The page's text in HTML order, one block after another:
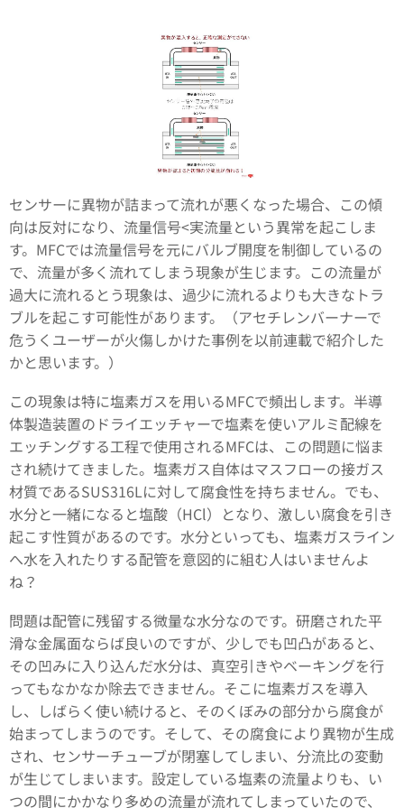
センサーに異物が詰まって流れが悪くなった場合、この傾
向は反対になり、流量信号<実流量という異常を起こしま
す。MFCでは流量信号を元にバルブ開度を制御しているの
で、流量が多く流れてしまう現象が生じます。この流量が
過大に流れるとう現象は、過少に流れるよりも大きなトラ
ブルを起こす可能性があります。（アセチレンバーナーで
危うくユーザーが火傷しかけた事例を以前連載で紹介した
かと思います。）
この現象は特に塩素ガスを用いるMFCで頻出します。半導
体製造装置のドライエッチャーで塩素を使いアルミ配線を
エッチングする工程で使用されるMFCは、この問題に悩ま
され続けてきました。塩素ガス自体はマスフローの接ガス
材質であるSUS316Lに対して腐食性を持ちません。でも、
水分と一緒になると塩酸（HCl）となり、激しい腐食を引き
起こす性質があるのです。水分といっても、塩素ガスライン
へ水を入れたりする配管を意図的に組む人はいませんよ
ね？
問題は配管に残留する微量な水分なのです。研磨された平
滑な金属面ならば良いのですが、少しでも凹凸があると、
その凹みに入り込んだ水分は、真空引きやベーキングを行
ってもなかなか除去できません。そこに塩素ガスを導入
し、しばらく使い続けると、そのくぼみの部分から腐食が
始まってしまうのです。そして、その腐食により異物が生成
され、センサーチューブが閉塞してしまい、分流比の変動
が生じてしまいます。設定している塩素の流量よりも、い
つの間にかかなり多めの流量が流れてしまっていたので、